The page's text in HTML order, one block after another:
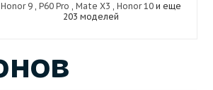
Honor 9, P60 Pro , Mate X3 , Honor 10и еще
203 моделей